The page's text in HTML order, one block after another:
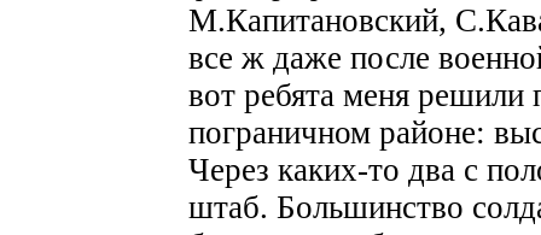
М.Капитановский,
все ж даже после
вот ребята меня решили
пограничном районе:
Через каких-то два с
штаб. Большинство